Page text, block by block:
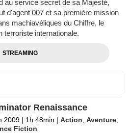
au service secret de sa Majesté,
d'agent 007 et sa première mission
machiavéliques du Chiffre, le
terroriste internationale.
STREAMING
Renaissance
2009 | 1h 48min | Action ,Aventure
Fiction